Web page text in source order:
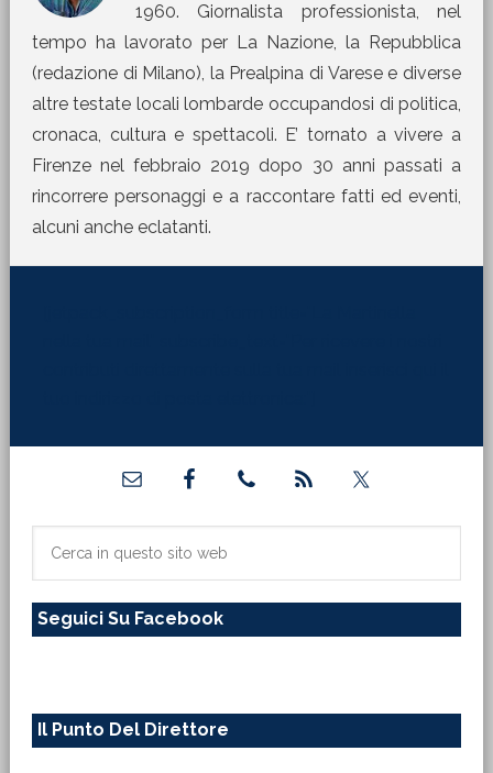
1960. Giornalista professionista, nel
tempo ha lavorato per La Nazione, la Repubblica
(redazione di Milano), la Prealpina di Varese e diverse
altre testate locali lombarde occupandosi di politica,
cronaca, cultura e spettacoli. E’ tornato a vivere a
Firenze nel febbraio 2019 dopo 30 anni passati a
rincorrere personaggi e a raccontare fatti ed eventi,
alcuni anche eclatanti.
primaria
sito
Seguici Su Facebook
Il Punto Del Direttore